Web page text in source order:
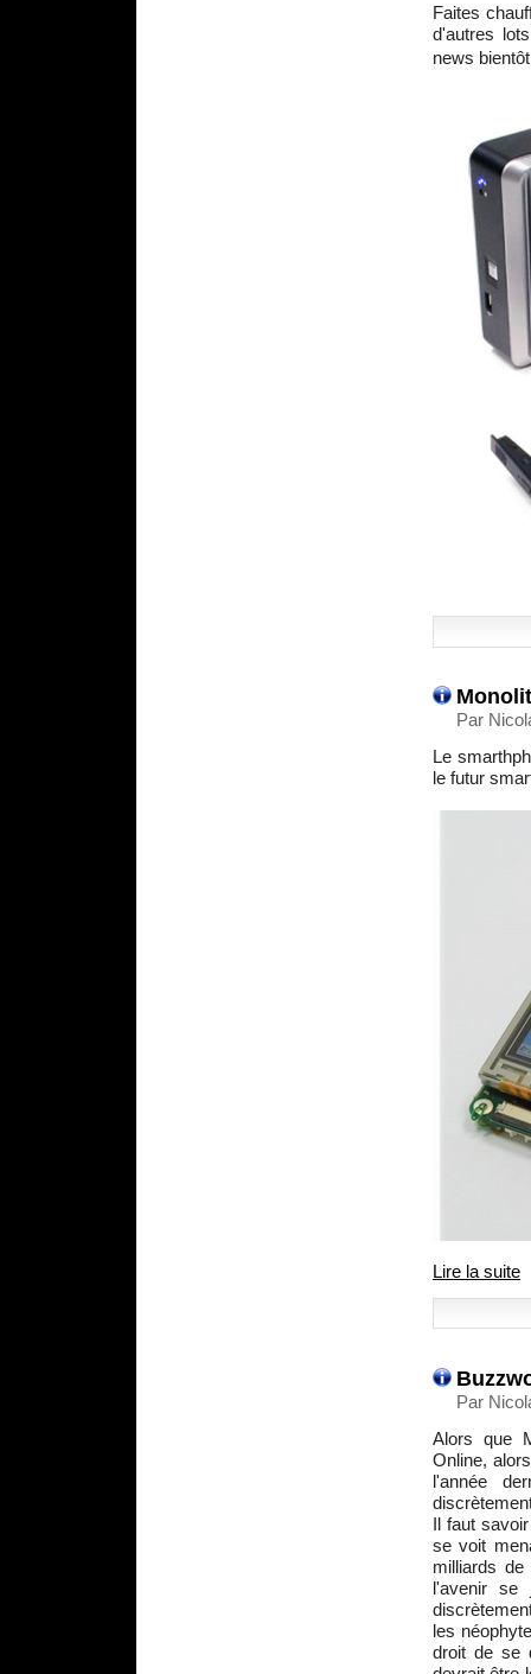
Faites
d'autres
news
Par
Le
le futur
Lire la suite
Par
Alors que
Online,
l'année
Il faut
se voit
milliards
l'avenir se
les
droit de se